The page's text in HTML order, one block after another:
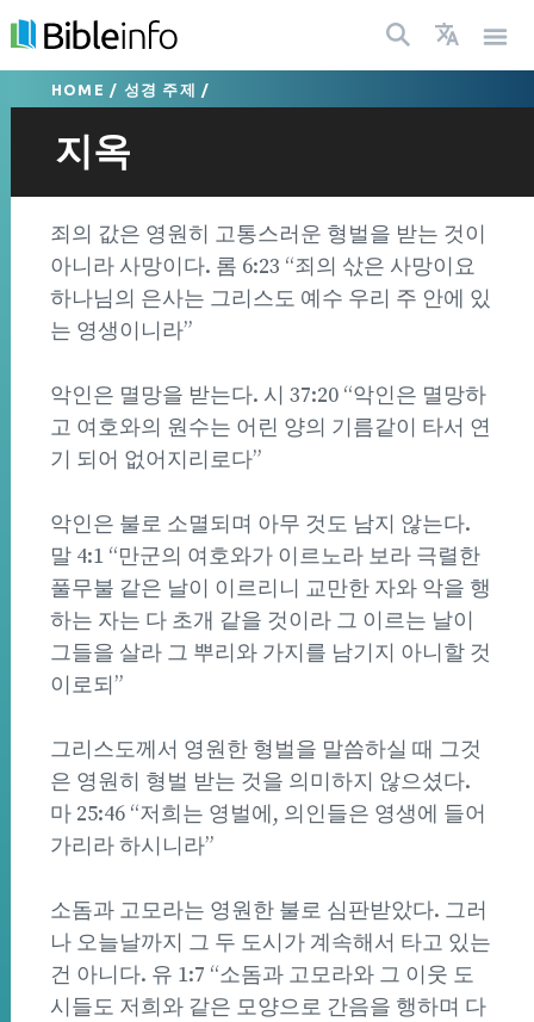
HOME / 성경 주제 /
지옥
죄의 값은 영원히 고통스러운 형벌을 받는 것이
아니라 사망이다. 롬 6:23 “죄의 삯은 사망이요
하나님의 은사는 그리스도 예수 우리 주 안에 있
는 영생이니라”
악인은 멸망을 받는다. 시 37:20 “악인은 멸망하
고 여호와의 원수는 어린 양의 기름같이 타서 연
기 되어 없어지리로다”
악인은 불로 소멸되며 아무 것도 남지 않는다.
말 4:1 “만군의 여호와가 이르노라 보라 극렬한
풀무불 같은 날이 이르리니 교만한 자와 악을 행
하는 자는 다 초개 같을 것이라 그 이르는 날이
그들을 살라 그 뿌리와 가지를 남기지 아니할 것
이로되”
그리스도께서 영원한 형벌을 말씀하실 때 그것
은 영원히 형벌 받는 것을 의미하지 않으셨다.
마 25:46 “저희는 영벌에, 의인들은 영생에 들어
가리라 하시니라”
소돔과 고모라는 영원한 불로 심판받았다. 그러
나 오늘날까지 그 두 도시가 계속해서 타고 있는
건 아니다. 유 1:7 “소돔과 고모라와 그 이웃 도
시들도 저희와 같은 모양으로 간음을 행하며 다